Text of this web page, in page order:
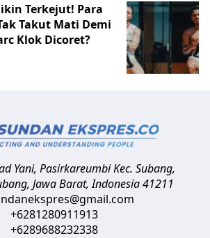
Terkejut! Para
Takut Mati Demi
Klok Dicoret?
Yani, Pasirkareumbi Kec. Subang,
Jawa Barat,Indonesia41211
+6281280911913
+6289688232338